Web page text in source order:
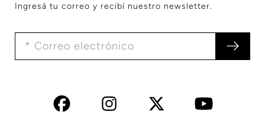
Ingresá tu correo y recibí nuestro newsletter.